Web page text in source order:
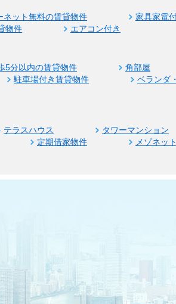
ネット無料の賃貸物件
家具家電
物件 エアコン付き
5分以内の賃貸物件
角部屋
駐車場付き賃貸物件
ベランダ
テラスハウス タワーマンション
定期借家物件 メゾネット